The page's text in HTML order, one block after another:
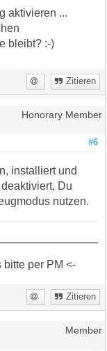
aktivieren ...
bleibt? :-)
Zitieren
Honorary Member
#6
installiert und
Du
nutzen.
bitte per PM <-
Zitieren
Member